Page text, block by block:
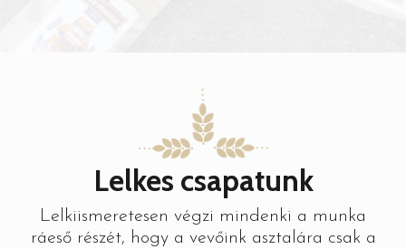
Lelkes csapatunk
Lelkiismeretesen végzi mindenki a munka
ráeső részét, hogy a vevőink asztalára csak a